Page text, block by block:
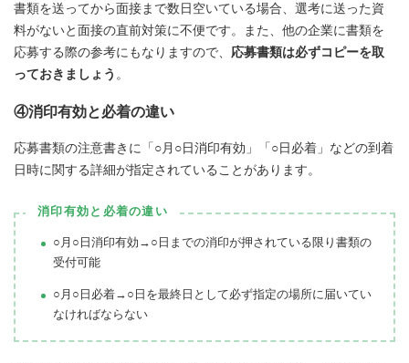
書類を送ってから面接まで数日空いている場合、選考に送った資
料がないと面接の直前対策に不便です。また、他の企業に書類を
応募する際の参考にもなりますので、 応募書類は必ずコピーを取
っておきましょう 。
④消印有効と必着の違い
応募書類の注意書きに「○月○日消印有効」「○日必着」などの到着
日時に関する詳細が指定されていることがあります。
消印有効と必着の違い
○月○日消印有効→○日までの消印が押されている限り書類の
受付可能
○月○日必着→○日を最終日として必ず指定の場所に届いてい
なければならない